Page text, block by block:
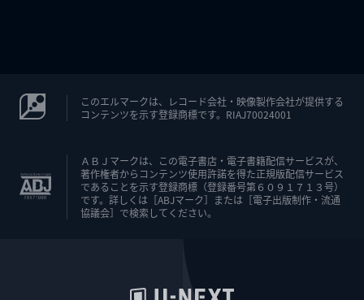
このエルマークは、レコード会社・映像製作会社が提供する
コンテンツを示す登録商標です。RIAJ70024001
ＡＢＪマークは、この電子書店・電子書籍配信サービスが、
著作権者からコンテンツ使用許諾を得た正規版配信サービス
であることを示す登録商標（登録番号第６０９１７１３号）
です。詳しくは［ABJマーク］または［電子出版制作・流通
協議会］で検索してください。